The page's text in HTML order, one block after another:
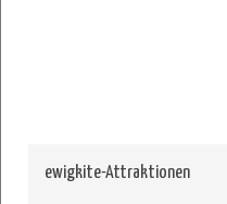
ewigkite-Attraktionen